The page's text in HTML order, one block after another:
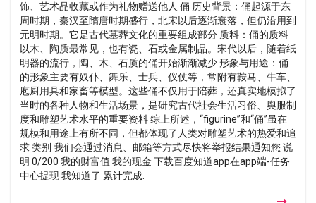
饰、艺术品收藏或作为礼物赠送他人 俑 历史背景：俑起源于东
周时期，秦汉至隋唐时期盛行，北宋以后逐渐衰落，但仍沿用到
元明时期。它是古代墓葬文化的重要组成部分 质料：俑的质料
以木、陶质最常见，也有瓷、石或金属制品。宋代以后，随着纸
明器的流行，陶、木、石质的俑开始渐渐减少 形象与用途：俑
的形象主要有奴仆、舞乐、士兵、仪仗等，常附有鞍马、牛车、
庖厨用具和家畜等模型。这些俑不仅用于陪葬，还真实地模拟了
当时的各种人物和生活场景，是研究古代社会生活习俗、舆服制
度和雕塑艺术水平的重要资料 综上所述，“figurine”和“俑”虽在
规模和用途上有所不同，但都体现了人类对雕塑艺术的热爱和追
求 类别 我们会通过消息、邮箱等方式尽快将举报结果通知您 说
明 0/200 我的财富值 我的现金 下载百度知道app在app端-任务
中心提现 我知道了 累计完成.